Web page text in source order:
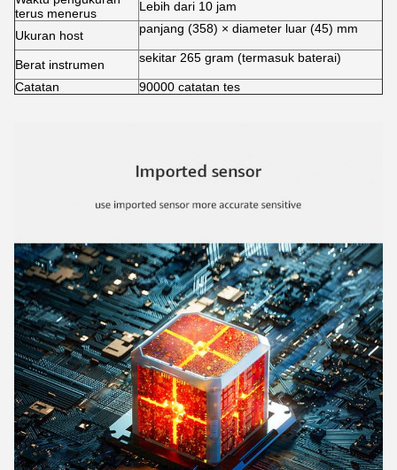
terus menerus
Lebih dari 10 jam
Ukuran host panjang (358) × diameter luar (45) mm
Berat instrumen sekitar 265 gram (termasuk baterai)
Catatan 90000 catatan tes